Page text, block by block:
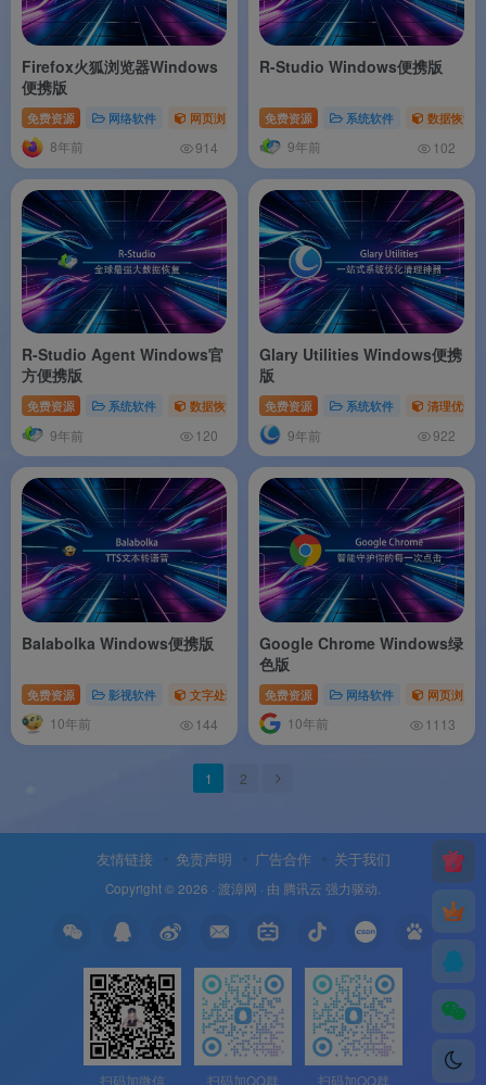
Firefox火狐浏览器Windows
便携版
免费资源 网络软件 网页浏览器
8年前 914
R-Studio Windows便携版
免费资源 系统软件 数据恢复
9年前 102
R-Studio Agent Windows官
方便携版
免费资源 系统软件 数据恢复
9年前 120
Glary Utilities Windows便携
版
免费资源 系统软件 清理优化
9年前 922
Balabolka Windows便携版
免费资源 影视软件 文字处理
10年前 144
Google Chrome Windows绿
色版
免费资源 网络软件 网页浏览器
10年前 1113
1 2
友情链接 免责声明 广告合作 关于我们
Copyright © 2026 · 渡漳网 · 由 腾讯云 强力驱动.
扫码加微信 扫码加QQ群 扫码加QQ群